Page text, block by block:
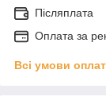
Післяплата
Оплата за
Всі умови